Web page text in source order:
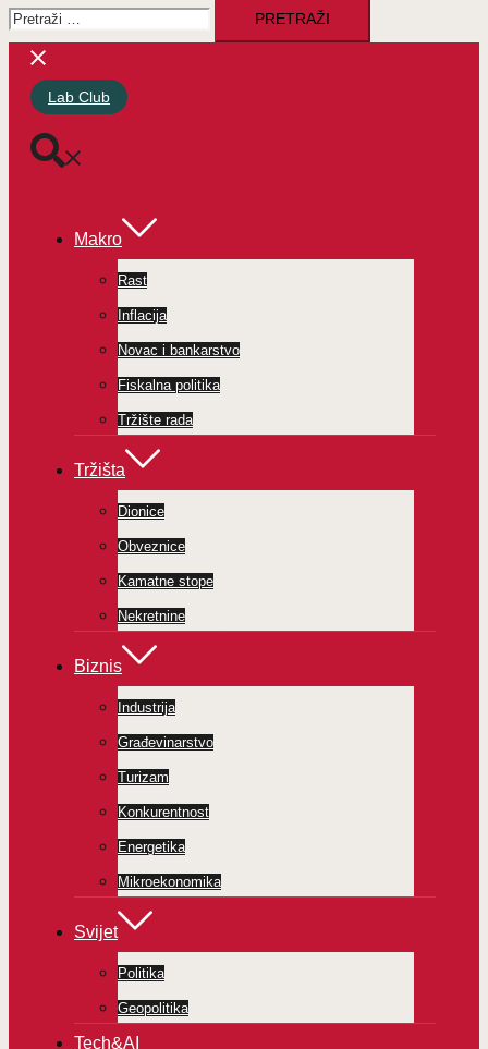
Pretraži:
Lab Club
Makro
Rast
Inflacija
Novac i bankarstvo
Fiskalna politika
Tržište rada
Tržišta
Dionice
Obveznice
Kamatne stope
Nekretnine
Biznis
Industrija
Građevinarstvo
Turizam
Konkurentnost
Energetika
Mikroekonomika
Svijet
Politika
Geopolitika
Tech&AI